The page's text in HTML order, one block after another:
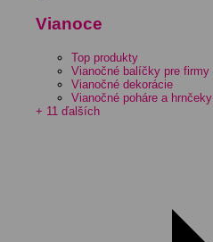
Vianoce
Top produkty
Vianočné balíčky pre firmy
Vianočné dekorácie
Vianočné poháre a hrnčeky
+ 11 ďalších